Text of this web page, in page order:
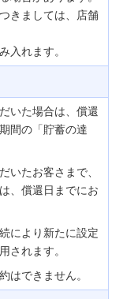
きましては、店舗
入れます。
いた場合は、償還
間の「貯蓄の達
いたお客さまで、
、償還日までにお
により新たに設定
されます。
はできません。